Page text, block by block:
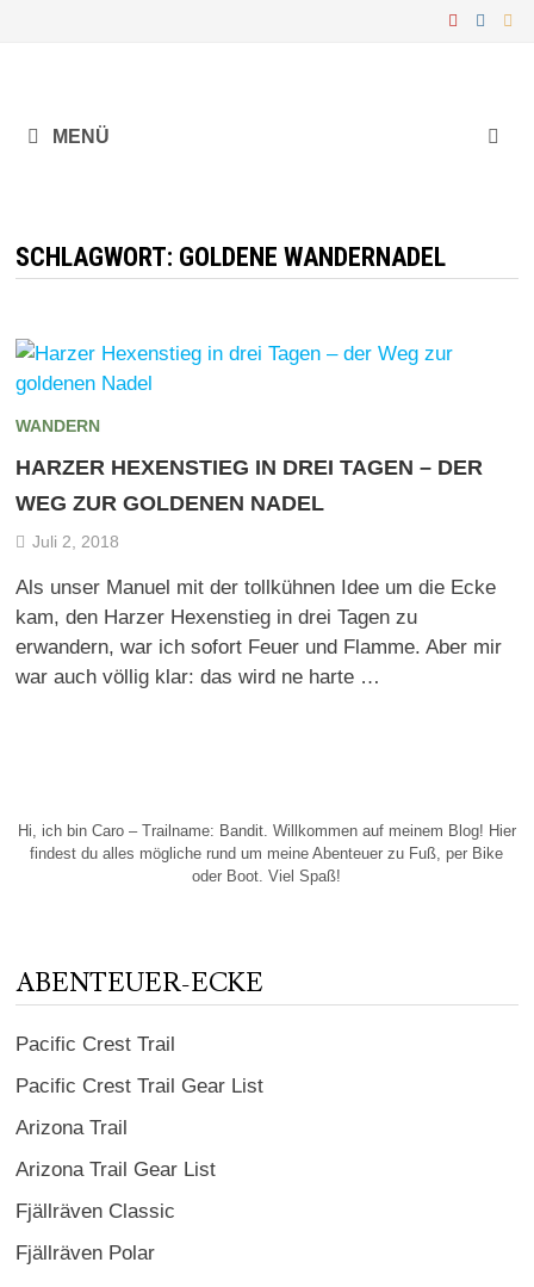
MENÜ
SCHLAGWORT: GOLDENE WANDERNADEL
WANDERN
HARZER HEXENSTIEG IN DREI TAGEN – DER
WEG ZUR GOLDENEN NADEL
Juli 2, 2018
Als unser Manuel mit der tollkühnen Idee um die Ecke
kam, den Harzer Hexenstieg in drei Tagen zu
erwandern, war ich sofort Feuer und Flamme. Aber mir
war auch völlig klar: das wird ne harte …
Hi, ich bin Caro – Trailname: Bandit. Willkommen auf meinem Blog! Hier
findest du alles mögliche rund um meine Abenteuer zu Fuß, per Bike
oder Boot. Viel Spaß!
ABENTEUER-ECKE
Pacific Crest Trail
Pacific Crest Trail Gear List
Arizona Trail
Arizona Trail Gear List
Fjällräven Classic
Fjällräven Polar